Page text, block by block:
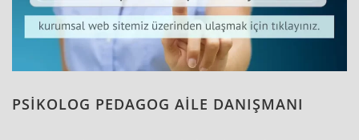
PSİKOLOG PEDAGOG AİLE DANIŞMANI